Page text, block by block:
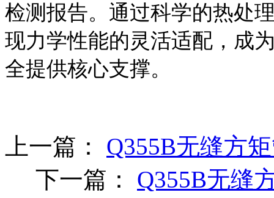
检测报告。通过科学的热处
现力学性能的灵活适配，成
全提供核心支撑。
上一篇： Q355B无缝方
下一篇： Q355B无缝